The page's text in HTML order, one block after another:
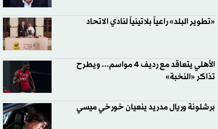
«تطوير البلد» راعياً بلاتينياً لنادي الاتحاد
الأهلي يتعاقد مع رديف 4 مواسم... ويطرح
تذاكر «النخبة»
برشلونة وريال مدريد ينعيان خورخي ميسي